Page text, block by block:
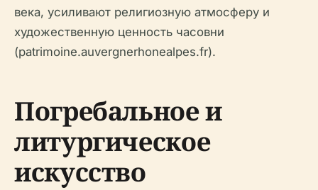
века, усиливают религиозную атмосферу и
художественную ценность часовни
(patrimoine.auvergnerhonealpes.fr).
Погребальное и
литургическое
искусство